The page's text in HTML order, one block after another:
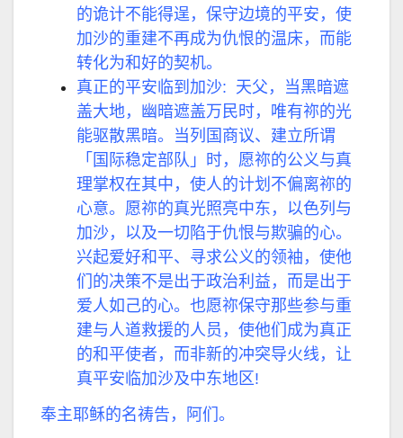
的诡计不能得逞，保守边境的平安，使
加沙的重建不再成为仇恨的温床，而能
转化为和好的契机。
真正的平安临到加沙: 天父，当黑暗遮
盖大地，幽暗遮盖万民时，唯有祢的光
能驱散黑暗。当列国商议、建立所谓
「国际稳定部队」时，愿祢的公义与真
理掌权在其中，使人的计划不偏离祢的
心意。愿祢的真光照亮中东，以色列与
加沙，以及一切陷于仇恨与欺骗的心。
兴起爱好和平、寻求公义的领袖，使他
们的决策不是出于政治利益，而是出于
爱人如己的心。也愿祢保守那些参与重
建与人道救援的人员，使他们成为真正
的和平使者，而非新的冲突导火线，让
真平安临加沙及中东地区!
奉主耶稣的名祷告，阿们。